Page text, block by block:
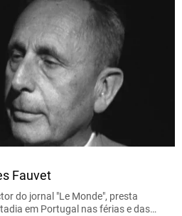
Fauvet
do jornal "Le Monde", presta
em Portugal nas férias e das…